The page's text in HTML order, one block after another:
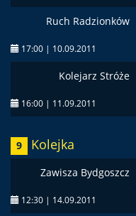
Ruch Radzionków
17:00 | 10.09.2011
Kolejarz Stróże
16:00 | 11.09.2011
9 Kolejka
Zawisza Bydgoszcz
12:30 | 14.09.2011